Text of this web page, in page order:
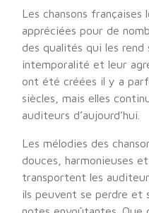
Les chansons françaises
appréciées pour de
des qualités qui les rend
intemporalité et leur
ont été créées il y a
siècles, mais elles
auditeurs d’aujourd’hui.
Les mélodies des
douces, harmonieuses
transportent les
ils peuvent se perdre et